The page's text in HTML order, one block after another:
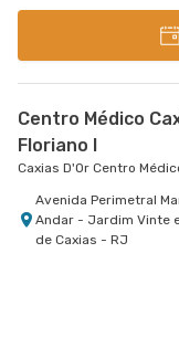
Centro Médico
Floriano I
Caxias D'Or Centro
Avenida Perimetral
Andar - Jardim Vinte
de Caxias - RJ